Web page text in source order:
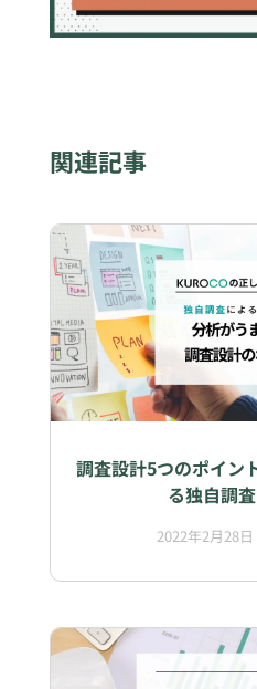
関連記事
調査設計5つのポイン
る独自調
2022年2月28日